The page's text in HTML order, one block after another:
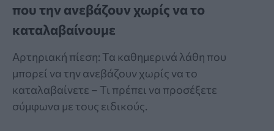
που την ανεβάζουν χωρίς να το
καταλαβαίνουμε
Αρτηριακή πίεση: Τα καθημερινά λάθη που
μπορεί να την ανεβάζουν χωρίς να το
καταλαβαίνετε – Τι πρέπει να προσέξετε
σύμφωνα με τους ειδικούς.